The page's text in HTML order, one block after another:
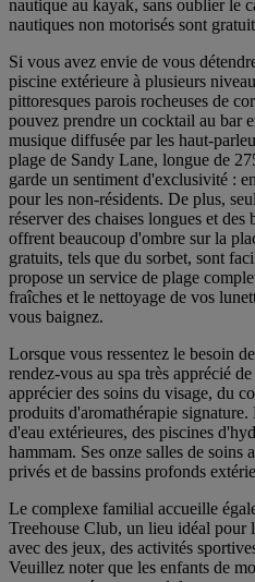
nautique au kayak, sans oublier le
nautiques non motorisés sont
Si vous avez envie de vous
piscine extérieure à plusieurs
pittoresques parois rocheuses de
pouvez prendre un cocktail au bar
musique diffusée par les haut-
plage de Sandy Lane, longue de
garde un sentiment d'exclusivité :
pour les non-résidents. De plus,
réserver des chaises longues et
offrent beaucoup d'ombre sur la
gratuits, tels que du sorbet, sont
propose un service de plage
fraîches et le nettoyage de vos
vous baignez.
Lorsque vous ressentez le besoin
rendez-vous au spa très apprécié
apprécier des soins du visage, du
produits d'aromathérapie signature.
d'eau extérieures, des piscines
hammam. Ses onze salles de soins
privés et de bassins profonds
Le complexe familial accueille
Treehouse Club, un lieu idéal pour
avec des jeux, des activités
Veuillez noter que les enfants de